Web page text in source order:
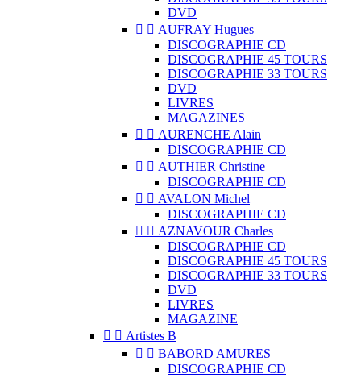
DVD
  AUFRAY Hugues
DISCOGRAPHIE CD
DISCOGRAPHIE 45 TOURS
DISCOGRAPHIE 33 TOURS
DVD
LIVRES
MAGAZINES
  AURENCHE Alain
DISCOGRAPHIE CD
  AUTHIER Christine
DISCOGRAPHIE CD
  AVALON Michel
DISCOGRAPHIE CD
  AZNAVOUR Charles
DISCOGRAPHIE CD
DISCOGRAPHIE 45 TOURS
DISCOGRAPHIE 33 TOURS
DVD
LIVRES
MAGAZINE
  Artistes B
  BABORD AMURES
DISCOGRAPHIE CD